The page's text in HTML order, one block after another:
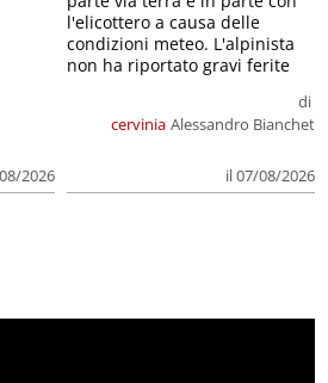
2026
cervinia
di
Alessandro Bianchet
il 07/08/2026
l'elicottero a causa delle
condizioni meteo. L'alpinista
non ha riportato gravi ferite